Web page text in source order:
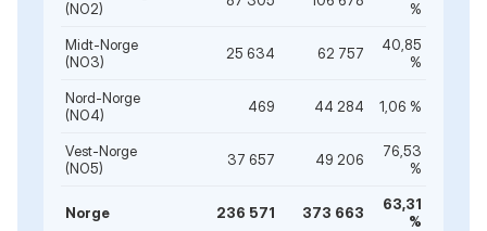
(NO2)
%
Midt-Norge
(NO3)
25 634 62 757
40,85
%
Nord-Norge
(NO4)
469 44 284 1,06 %
Vest-Norge
(NO5)
37 657 49 206
76,53
%
Norge 236 571 373 663
63,31
%